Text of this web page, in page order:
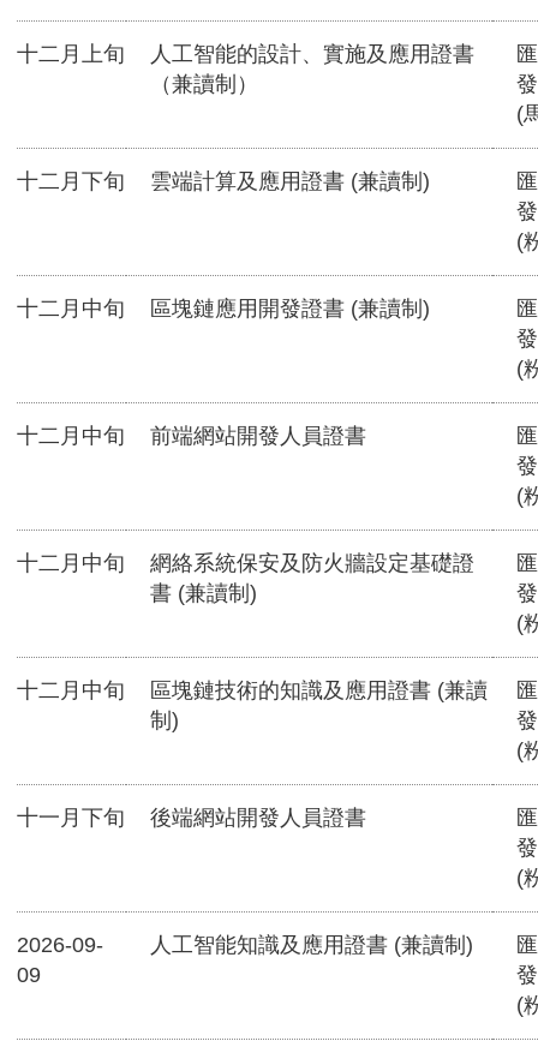
十二月上旬
人工智能的設計、實施及應用證書
（兼讀制）
(
十二月下旬 雲端計算及應用證書 (兼讀制)
(
十二月中旬 區塊鏈應用開發證書 (兼讀制)
(
十二月中旬 前端網站開發人員證書
(
十二月中旬
網絡系統保安及防火牆設定基礎證
書 (兼讀制)
(
十二月中旬
區塊鏈技術的知識及應用證書 (兼讀
制)
(
十一月下旬 後端網站開發人員證書
(
2026-09-
09
人工智能知識及應用證書 (兼讀制)
(